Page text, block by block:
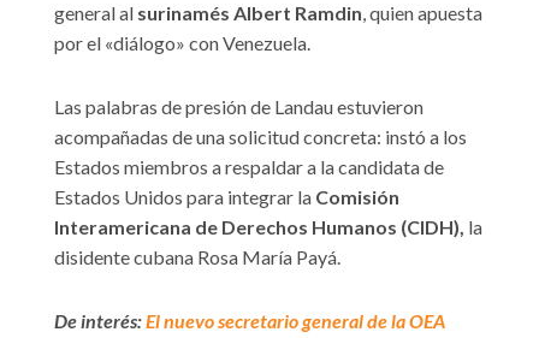
general al surinamés Albert Ramdin, quien apuesta
por el «diálogo» con Venezuela.
Las palabras de presión de Landau estuvieron
acompañadas de una solicitud concreta: instó a los
Estados miembros a respaldar a la candidata de
Estados Unidos para integrar la Comisión
Interamericana de Derechos Humanos (CIDH), la
disidente cubana Rosa María Payá.
De interés:El nuevo secretario general de la OEA